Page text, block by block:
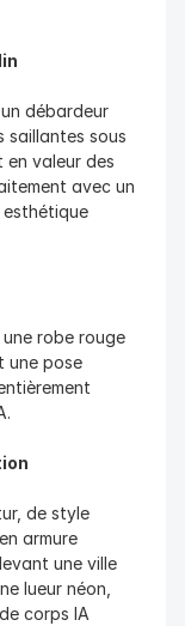
débardeur
saillantes sous
en valeur des
avec un
esthétique
robe rouge
une pose
de style
armure
une ville
lueur néon,
corps IA